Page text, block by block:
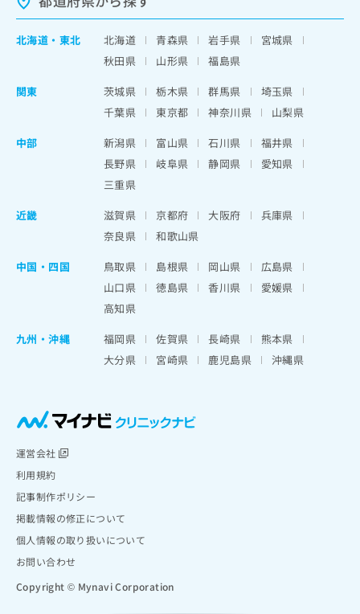
北海道 ・ 東北 北海道 青森県 岩手県
宮城県
秋田県
山形県
福島県
関東
茨城県 栃木県 群馬県
埼玉県
千葉県
東京都 神奈川県
山梨県
中部
新潟県 富山県 石川県
福井県
長野県
岐阜県 静岡県
愛知県
三重県
近畿
滋賀県 京都府 大阪府
兵庫県
奈良県
和歌山県
中国・四国
鳥取県 島根県 岡山県
広島県
山口県
徳島県 香川県
愛媛県
高知県
九州・沖縄
福岡県 佐賀県 長崎県
熊本県
大分県
宮崎県 鹿児島県 沖縄県
運営会社
利用規約
記事制作ポリシー
掲載情報の修正について
個人情報の取り扱いについて
お問い合わせ
Copyright © Mynavi Corporation